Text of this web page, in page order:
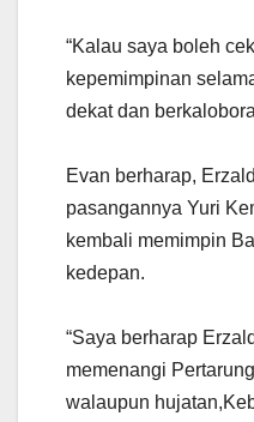
“Kalau saya boleh
kepemimpinan
dekat dan
Evan berharap,
pasangannya Yuri
kembali memimpin
kedepan.
“Saya berharap
memenangi
walaupun